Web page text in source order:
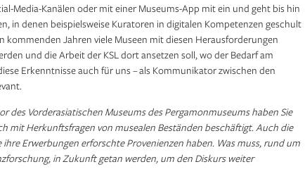
Media-Kanälen oder mit einer Museums-App mit ein und geht bis hin
in denen beispielsweise Kuratoren in digitalen Kompetenzen geschult
kommenden Jahren viele Museen mit diesen Herausforderungen
und die Arbeit der KSL dort ansetzen soll, wo der Bedarf am
Erkenntnisse auch für uns – als Kommunikator zwischen den
des Vorderasiatischen Museums des Pergamonmuseums haben Sie
mit Herkunftsfragen von musealen Beständen beschäftigt. Auch die
ihre Erwerbungen erforschte Provenienzen haben. Was muss, rund um
in Zukunft getan werden, um den Diskurs weiter